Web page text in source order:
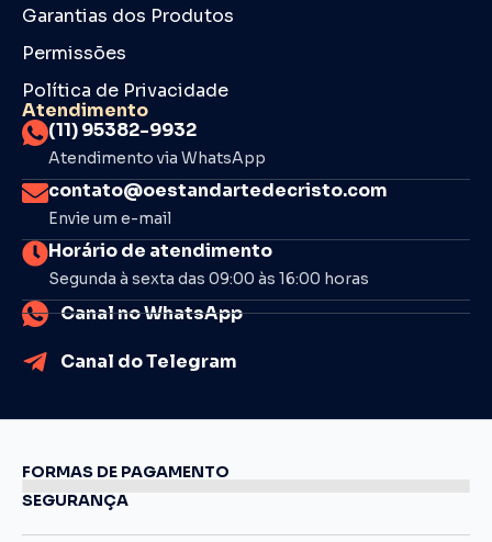
Garantias dos Produtos
Permissões
Política de Privacidade
Atendimento
(11) 95382-9932
Atendimento via WhatsApp
contato@oestandartedecristo.com
Envie um e-mail
Horário de atendimento
Segunda à sexta das 09:00 às 16:00 horas
Canal no WhatsApp
Canal do Telegram
FORMAS DE PAGAMENTO
SEGURANÇA